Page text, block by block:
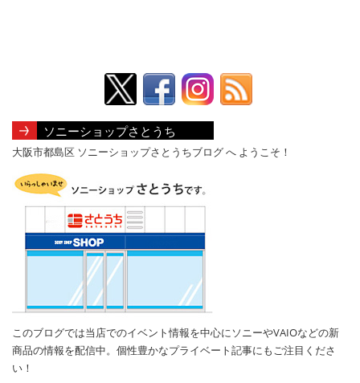
ソニーショップさとうち
大阪市都島区 ソニーショップさとうちブログ へ ようこそ！
このブログでは当店でのイベント情報を中心にソニーやVAIOなどの新
商品の情報を配信中。個性豊かなプライベート記事にもご注目くださ
い！